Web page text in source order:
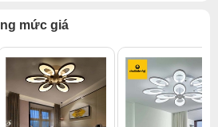
mức giá